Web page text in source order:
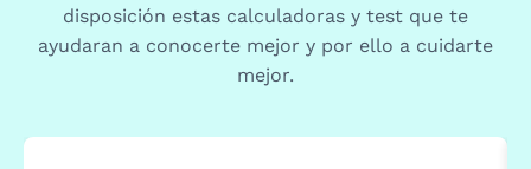
disposición estas calculadoras y test que te
ayudaran a conocerte mejor y por ello a cuidarte
mejor.